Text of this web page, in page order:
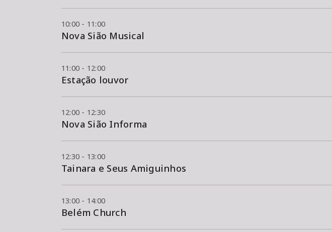
10:00 - 11:00
Nova Sião Musical
11:00 - 12:00
Estação louvor
12:00 - 12:30
Nova Sião Informa
12:30 - 13:00
Tainara e Seus Amiguinhos
13:00 - 14:00
Belém Church